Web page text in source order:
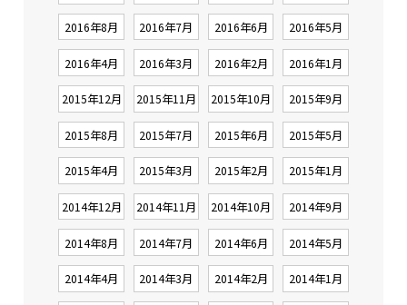
2016年8月 2016年7月 2016年6月 2016年5月
2016年4月 2016年3月 2016年2月 2016年1月
2015年12月 2015年11月 2015年10月 2015年9月
2015年8月 2015年7月 2015年6月 2015年5月
2015年4月 2015年3月 2015年2月 2015年1月
2014年12月 2014年11月 2014年10月 2014年9月
2014年8月 2014年7月 2014年6月 2014年5月
2014年4月 2014年3月 2014年2月 2014年1月